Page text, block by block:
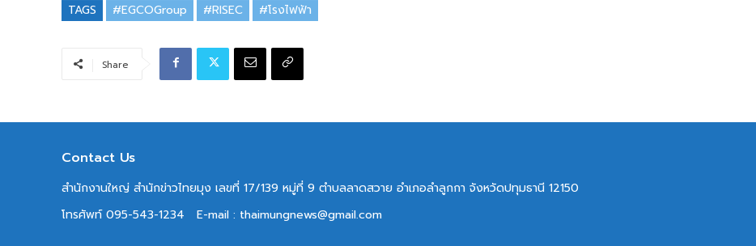
TAGS #EGCOGroup #RISEC #โรงไฟฟ้า
Share
Contact Us
สำนักงานใหญ่ สำนักข่าวไทยมุง เลขที่ 17/139 หมู่ที่ 9 ตำบลลาดสวาย อำเภอลำลูกกา จังหวัดปทุมธานี 12150
โทรศัพท์ 095-543-1234
E-mail : thaimungnews@gmail.com